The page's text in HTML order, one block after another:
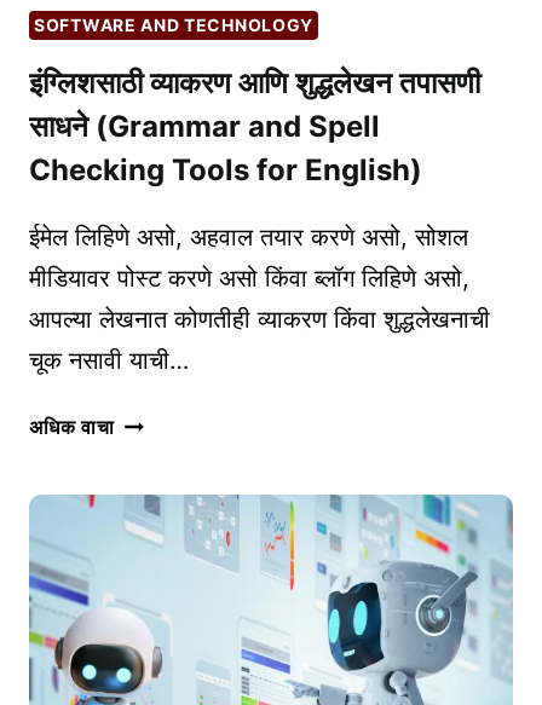
PHISHING
SOFTWARE AND TECHNOLOGY
इंग्लिशसाठी व्याकरण आणि शुद्धलेखन तपासणी
साधने (Grammar and Spell
Checking Tools for English)
ईमेल लिहिणे असो, अहवाल तयार करणे असो, सोशल
मीडियावर पोस्ट करणे असो किंवा ब्लॉग लिहिणे असो,
आपल्या लेखनात कोणतीही व्याकरण किंवा शुद्धलेखनाची
चूक नसावी याची…
अधिक वाचाइंग्लिशसाठी
शुद्धलेखन
तपासणी
(GRAMMAR
AND
SPELL